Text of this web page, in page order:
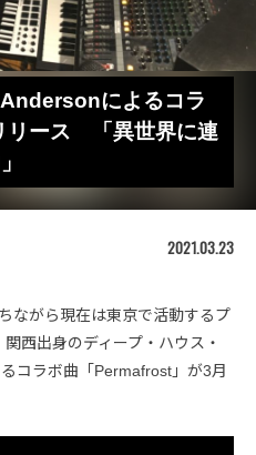
によるコラ
リース 「異世界に連
2021.03.23
ながら現在は東京で活動するプ
西出身のディープ・ハウス・
コラボ曲「Permafrost」が3月